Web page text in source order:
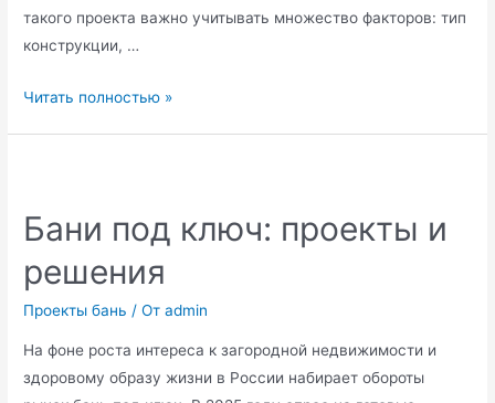
такого проекта важно учитывать множество факторов: тип
конструкции, …
Проект
и
особенности
Читать полностью »
Бани под ключ: проекты и
решения
Проекты бань / От admin
На фоне роста интереса к загородной недвижимости и
здоровому образу жизни в России набирает обороты